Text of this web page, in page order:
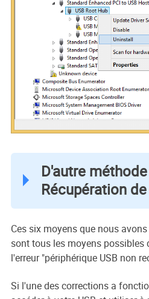
D'autre
Récupération
Ces six moyens que nous
sont tous les moyens possibles
l'erreur "périphérique USB non
Si l'une des corrections a